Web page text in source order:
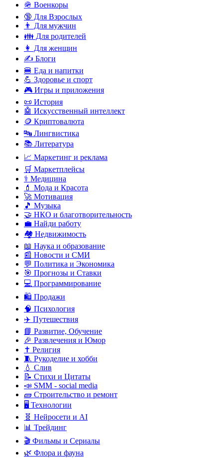
🪖 Военкоры
🔞 Для Взрослых
👨 Для мужчин
👪 Для родителей
👩 Для женщин
✍️ Блоги
🍔 Еда и напитки
💪 Здоровье и спорт
🎮 Игры и приложения
📜 История
🤖 Искусственный интеллект
🪙 Криптовалюта
🔤 Лингвистика
📚 Литература
📈 Маркетинг и реклама
🛒 Маркетплейсы
⚕️ Медицина
💄 Мода и Красота
🚀 Мотивация
🎵 Музыка
🤝 НКО и благотворительность
💼 Найди работу
🏘️ Недвижимость
📖 Наука и образование
📰 Новости и СМИ
💬 Политика и Экономика
🎯 Прогнозы и Ставки
💻 Программирование
🛍️ Продажи
🧠 Психология
✈️ Путешествия
📘 Развитие, Обучение
🎉 Развлечения и Юмор
✝️ Религия
🧵 Рукоделие и хобби
💧 Слив
📝 Стихи и Цитаты
📣 SMM - social media
🧱 Строительство и ремонт
🖥️ Технологии
🧬 Нейросети и AI
📊 Трейдинг
🎬 Фильмы и Сериалы
🌿 Флора и фауна